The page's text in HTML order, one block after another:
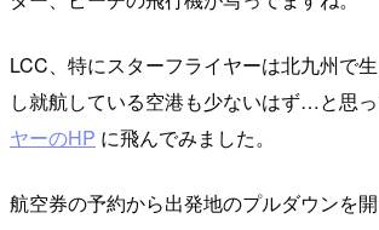
LCC、特にスターフライヤーは北九州で
し就航している空港も少ないはず…と思
ヤーのHP に飛んでみました。
航空券の予約から出発地のプルダウンを開